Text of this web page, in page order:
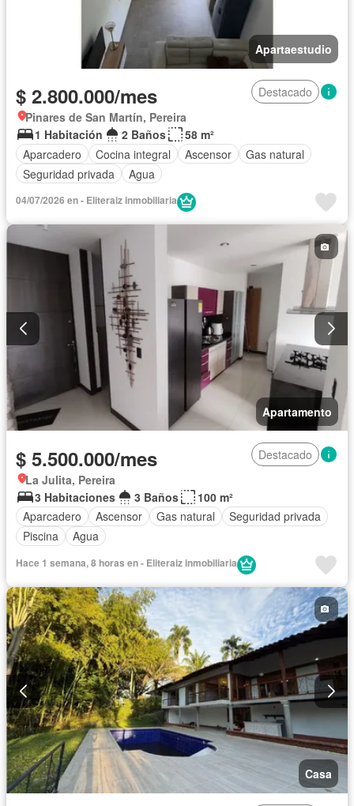
Apartaestudio
$ 2.800.000/mes
Destacado
Pinares de San Martín, Pereira
1 Habitación
2 Baños
58 m²
Aparcadero
Cocina integral Ascensor
Gas natural
Seguridad privada
Agua
04/07/2026 en - Eliteraiz inmobiliaria
Apartamento
$ 5.500.000/mes
Destacado
La Julita, Pereira
3 Habitaciones
3 Baños
100 m²
Aparcadero
Ascensor Gas natural
Seguridad privada
Piscina
Agua
Hace 1 semana, 8 horas en - Eliteraiz inmobiliaria
Casa